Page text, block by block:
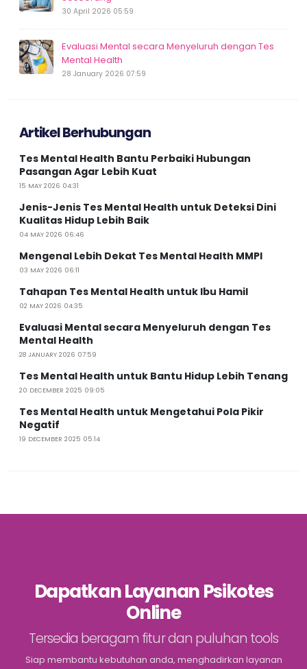
30 April 2026 05:59
Evaluasi Mental secara Menyeluruh dengan Tes
Mental Health
28 January 2026 07:59
Artikel Berhubungan
Tes Mental Health Bantu Perbaiki Hubungan
Pasangan Agar Lebih Kuat
15 MAY 2026 04:31
Jenis-Jenis Tes Mental Health untuk Deteksi Dini
Kualitas Hidup Lebih Baik
04 MAY 2026 06:46
Mengenal Lebih Dekat Tes Mental Health MMPI
03 MAY 2026 06:11
Tahapan Tes Mental Health untuk Ibu Hamil
02 MAY 2026 04:35
Evaluasi Mental secara Menyeluruh dengan Tes
Mental Health
28 JANUARY 2026 07:59
Tes Mental Health untuk Bantu Hidup Lebih Tenang
20 DECEMBER 2025 09:05
Tes Mental Health untuk Mengetahui Pola Pikir
Negatif
19 DECEMBER 2025 05:14
Dapatkan Layanan Psikotes
Online
Tersedia beragam fitur dan puluhan tools
Siap membantu kebutuhan anda, menghadirkan layanan